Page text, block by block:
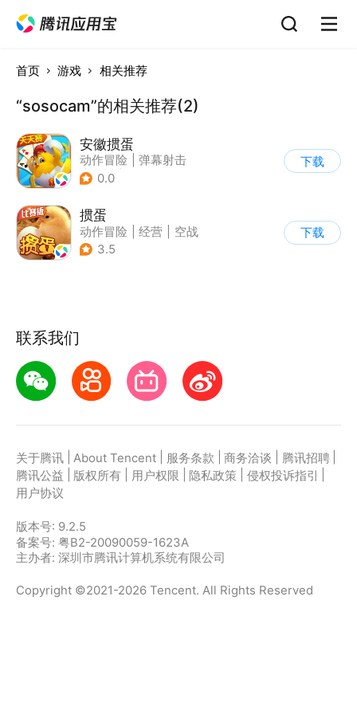
首页 游戏 相关推荐
“sosocam”的相关推荐(2)
安徽掼蛋
动作冒险
弹幕射击
| 科幻
0.0
下载
掼蛋
动作冒险 经营
空战
| 儿童游戏
3.5
下载
联系我们
关于腾讯 About Tencent 服务条款 商务洽谈 腾讯招聘
腾讯公益
版权所有 用户权限 隐私政策 侵权投诉指引
用户协议
版本号: 9.2.5
备案号: 粤B2-20090059-1623A
主办者: 深圳市腾讯计算机系统有限公司
Copyright ©2021-2026 Tencent. All Rights Reserved